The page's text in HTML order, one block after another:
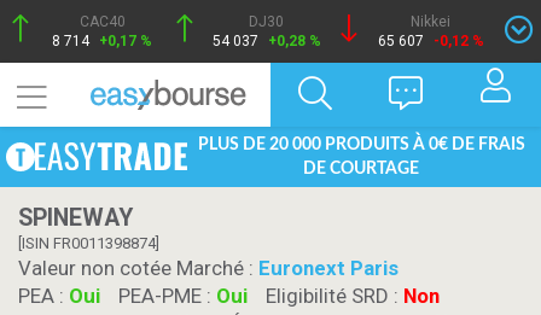
CAC40
8 714 +0,17 %
DJ30
54 037
+0,28 %
Nikkei
65 607
-0,12 %
PLUS DE 20 000 PRODUITS À 0€ DE FRAIS
DE COURTAGE
SPINEWAY
[ISIN FR0011398874]
Valeur non cotée Marché : Euronext Paris
PEA : Oui PEA-PME : Oui Eligibilité SRD : Non